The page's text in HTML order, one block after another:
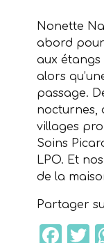
Nonette
abord
aux
alors
passage.
nocturnes,
villages
Soins
LPO. Et
de la
Partager